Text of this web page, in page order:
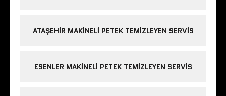
ATAŞEHIR MAKINELI PETEK TEMIZLEYEN SERVIS
ESENLER MAKINELI PETEK TEMIZLEYEN SERVIS